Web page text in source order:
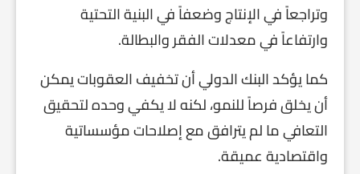
وتراجعاً في الإنتاج وضعفاً في البنية التحتية
وارتفاعاً في معدلات الفقر والبطالة.
كما يؤكد البنك الدولي أن تخفيف العقوبات يمكن
أن يخلق فرصاً للنمو، لكنه لا يكفي وحده لتحقيق
التعافي ما لم يترافق مع إصلاحات مؤسساتية
واقتصادية عميقة.